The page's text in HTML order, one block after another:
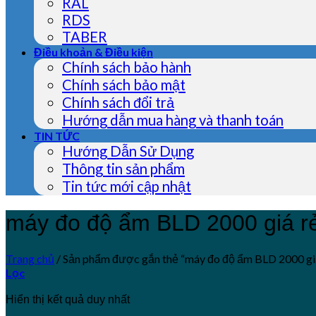
RDS
TABER
Điều khoản & Điều kiện
Chính sách bảo hành
Chính sách bảo mật
Chính sách đổi trả
Hướng dẫn mua hàng và thanh toán
TIN TỨC
Hướng Dẫn Sử Dụng
Thông tin sản phẩm
Tin tức mới cập nhật
máy đo độ ẩm BLD 2000 giá
Trang chủ /Sản phẩm được gắn thẻ “máy đo độ ẩm BLD 2000
Lọc
Hiển thị kết quả duy nhất